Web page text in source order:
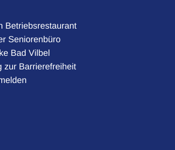
Betriebsrestaurant
Seniorenbüro
Bad Vilbel
zur Barrierefreiheit